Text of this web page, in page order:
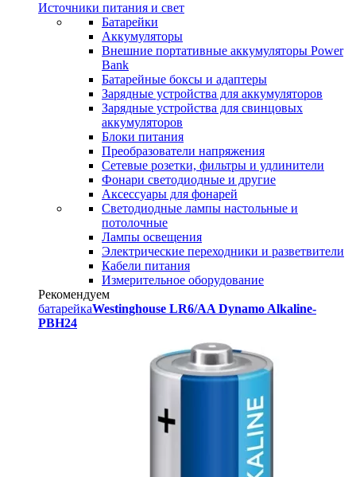
Источники питания и свет
Батарейки
Аккумуляторы
Внешние портативные аккумуляторы Power
Bank
Батарейные боксы и адаптеры
Зарядные устройства для аккумуляторов
Зарядные устройства для свинцовых
аккумуляторов
Блоки питания
Преобразователи напряжения
Сетевые розетки, фильтры и удлинители
Фонари светодиодные и другие
Аксессуары для фонарей
Светодиодные лампы настольные и
потолочные
Лампы освещения
Электрические переходники и разветвители
Кабели питания
Измерительное оборудование
Рекомендуем
батарейкаWestinghouse LR6/AA Dynamo Alkaline-
PBH24